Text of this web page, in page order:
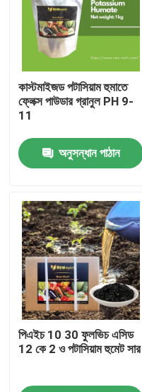
আমাদের সম্পর্কে
পরিচিতি
পণ্য
হিউমিক অ্যাসিড জৈব সার
কাস্টমাইজড পটাসিয়াম হুমাতে
ফ্লেক্স পাউডার গ্রানুল PH 9-
11
অনুসন্ধান পাঠান
পিএইচ 10 30 ফুলভিচ এসিড
12 কে 2 ও পটাসিয়াম হুমেট সার